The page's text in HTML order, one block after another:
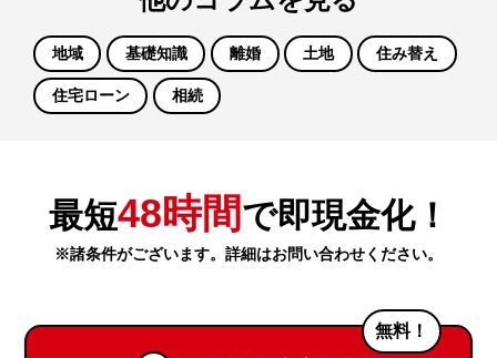
地域 基礎知識 離婚 土地 住み替え
住宅ローン 相続
最短48時間で即現金化！
※諸条件がございます。詳細はお問い合わせください。
無料！